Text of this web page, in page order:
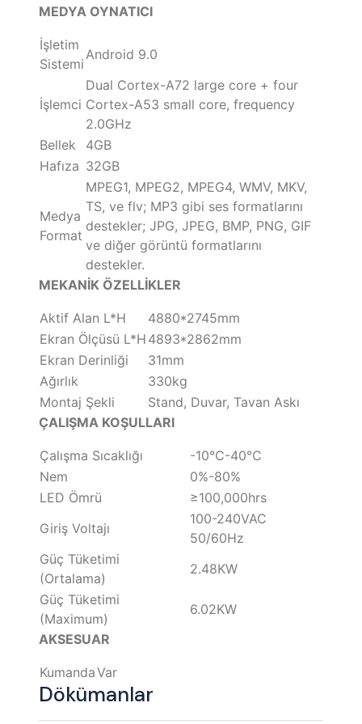
MEDYA OYNATICI
İşletim
Sistemi
Android 9.0
İşlemci
Dual Cortex-A72 large core + four
Cortex-A53 small core, frequency
2.0GHz
Bellek
4GB
Hafıza 32GB
Medya
Format
MPEG1, MPEG2, MPEG4, WMV, MKV,
TS, ve flv; MP3 gibi ses formatlarını
destekler; JPG, JPEG, BMP, PNG, GIF
ve diğer görüntü formatlarını
destekler.
MEKANİK ÖZELLİKLER
Aktif Alan L*H
4880*2745mm
Ekran Ölçüsü L*H 4893*2862mm
Ekran Derinliği
31mm
Ağırlık
330kg
Montaj Şekli
Stand, Duvar, Tavan Askı
ÇALIŞMA KOŞULLARI
Çalışma Sıcaklığı
-10℃-40℃
Nem
0%-80%
LED Ömrü
≥100,000hrs
Giriş Voltajı
100-240VAC
50/60Hz
Güç Tüketimi
(Ortalama)
2.48KW
Güç Tüketimi
(Maximum)
6.02KW
AKSESUAR
KumandaVar
Dökümanlar